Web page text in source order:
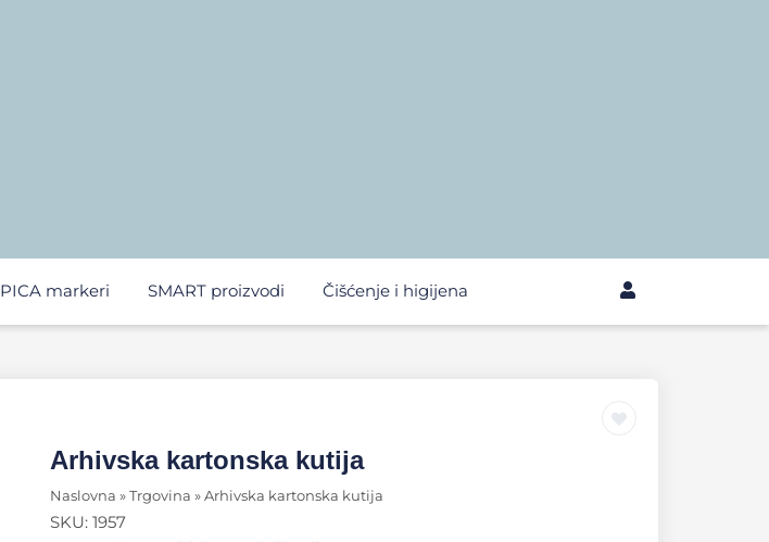
PICA markeri SMART proizvodi Čišćenje i higijena
Arhivska kartonska kutija
Naslovna » Trgovina » Arhivska kartonska kutija
SKU: 1957